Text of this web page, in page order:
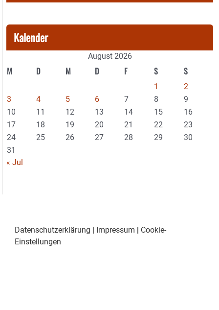
Kalender
August 2026
M D M D F S S
1
2
3
4 5 6 7 8
9
10
11 12 13 14 15
16
17
18 19 20 21 22
23
24
25 26 27 28 29
30
31
« Jul
Datenschutzerklärung Impressum
Cookie-
Einstellungen